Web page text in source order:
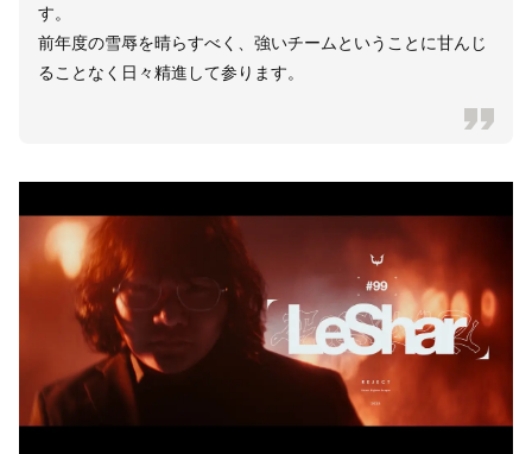
す。
前年度の雪辱を晴らすべく、強いチームということに甘んじ
ることなく日々精進して参ります。